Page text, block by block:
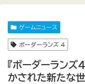
ゲームニュース
ボーダーランズ 4
『ボーダーランズ
かされた新たな